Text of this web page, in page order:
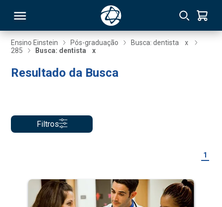
Ensino Einstein Pós-graduação Busca: dentista
x
285
Busca: dentista x
Resultado da Busca
Filtros
1